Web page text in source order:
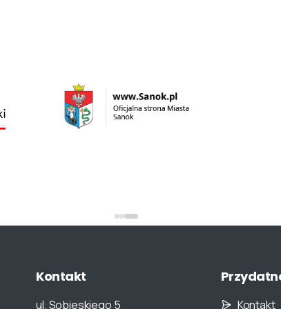
Kontakt
ul. Sobieskiego 5 Kontakt